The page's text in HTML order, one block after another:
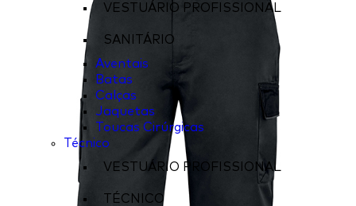
VESTUÁRIO PROFISSIONAL
SANITÁRIO
Aventais
Batas
Calças
Jaquetas
Toucas Cirúrgicas
Técnico
VESTUÁRIO PROFISSIONAL
TÉCNICO